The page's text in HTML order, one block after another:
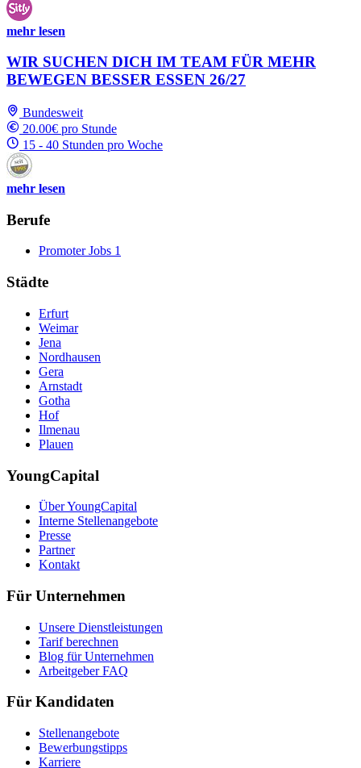
mehr lesen
WIR SUCHEN DICH IM TEAM FÜR MEHR
BEWEGEN BESSER ESSEN 26/27
Bundesweit
20.00€ pro Stunde
15 - 40 Stunden pro Woche
mehr lesen
Berufe
Promoter Jobs 1
Städte
Erfurt
Weimar
Jena
Nordhausen
Gera
Arnstadt
Gotha
Hof
Ilmenau
Plauen
YoungCapital
Über YoungCapital
Interne Stellenangebote
Presse
Partner
Kontakt
Für Unternehmen
Unsere Dienstleistungen
Tarif berechnen
Blog für Unternehmen
Arbeitgeber FAQ
Für Kandidaten
Stellenangebote
Bewerbungstipps
Karriere